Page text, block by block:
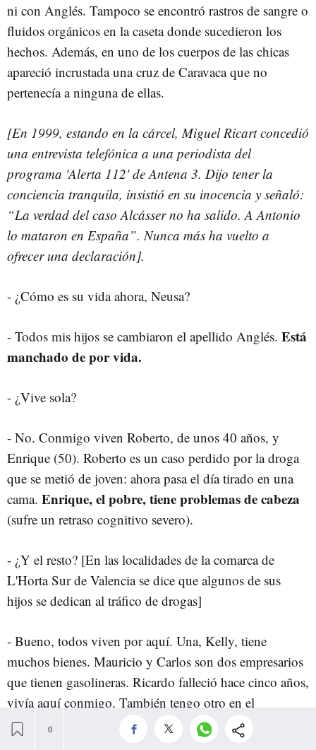
ni con Anglés. Tampoco se encontró rastros de sangre o
fluidos orgánicos en la caseta donde sucedieron los
hechos. Además, en uno de los cuerpos de las chicas
apareció incrustada una cruz de Caravaca que no
pertenecía a ninguna de ellas.
[En 1999, estando en la cárcel, Miguel Ricart concedió
una entrevista telefónica a una periodista del
programa 'Alerta 112' de Antena 3. Dijo tener la
conciencia tranquila, insistió en su inocencia y señaló:
“La verdad del caso Alcásser no ha salido. A Antonio
lo mataron en España”. Nunca más ha vuelto a
ofrecer una declaración].
- ¿Cómo es su vida ahora, Neusa?
- Todos mis hijos se cambiaron el apellido Anglés. Está
manchado de por vida.
- ¿Vive sola?
- No. Conmigo viven Roberto, de unos 40 años, y
Enrique (50). Roberto es un caso perdido por la droga
que se metió de joven: ahora pasa el día tirado en una
cama. Enrique, el pobre, tiene problemas de cabeza
(sufre un retraso cognitivo severo).
- ¿Y el resto? [En las localidades de la comarca de
L'Horta Sur de Valencia se dice que algunos de sus
hijos se dedican al tráfico de drogas]
- Bueno, todos viven por aquí. Una, Kelly, tiene
muchos bienes. Mauricio y Carlos son dos empresarios
que tienen gasolineras. Ricardo falleció hace cinco años,
vivía aquí conmigo. También tengo otro en el
psiquiátrico de Bétera. En fin… Están repartidos.